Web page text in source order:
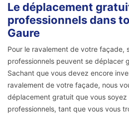
Le déplacement
professionnels dans
Gaure
Pour le ravalement de votre façade,
professionnels peuvent se déplacer
Sachant que vous devez encore
ravalement de votre façade, nous
déplacement gratuit que vous soyez
professionnels, tant que vous vous